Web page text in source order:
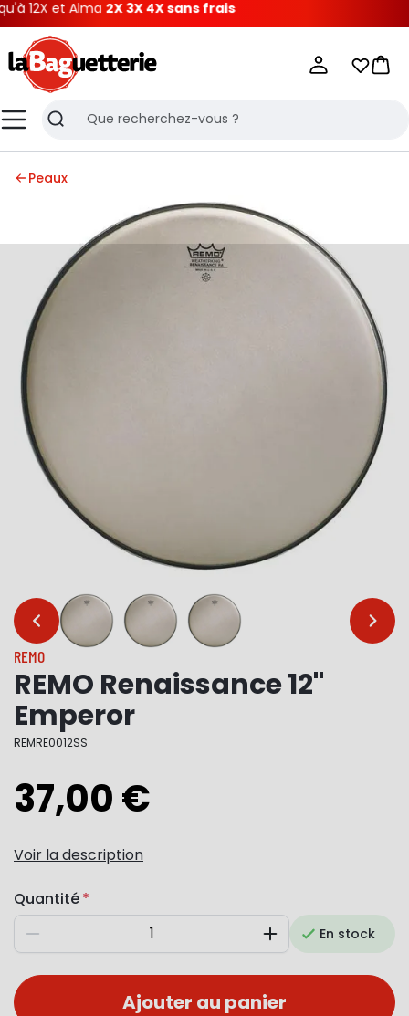
et Alma2X 3X 4X sans frais
MenuRecherche
Mes
Peaux
… …
REMO
REMO Renaissance 12"
Emperor
REMRE0012SS
37,00 €
Voir la description
Quantité
Diminuer AugmenterEn stock
Ajouter au panier